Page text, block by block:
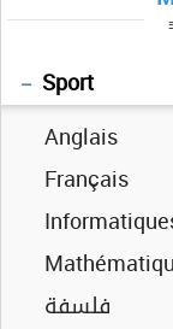
Informatique
Sciences exp
Economie
Lettres
Sport
Anglais
Français
فلسفة
Anglais
العربية
Français
Informatiques
فلسفة
Siences